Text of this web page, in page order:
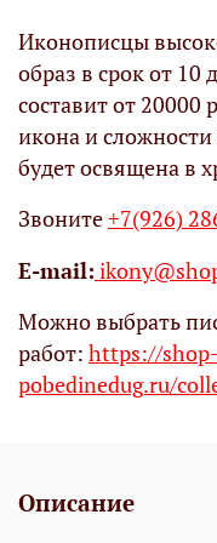
Иконописцы
образ в срок от 10
составит от 20000
икона и
будет освящена в
Звоните+7(926)
Е-mail:
Можно выбрать
работ: https://shop-
pobedinedug.ru/
Описание